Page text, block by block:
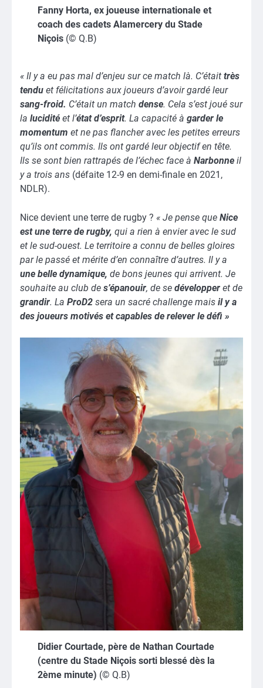
Fanny Horta, ex joueuse internationale et
coach des cadets Alamercery du Stade
Niçois (© Q.B)
« Il y a eu pas mal d’enjeu sur ce match là. C’était très
tendu et félicitations aux joueurs d’avoir gardé leur
sang-froid. C’était un match dense. Cela s’est joué sur
la lucidité et l’état d’esprit. La capacité à garder le
momentum et ne pas flancher avec les petites erreurs
qu’ils ont commis. Ils ont gardé leur objectif en tête.
Ils se sont bien rattrapés de l’échec face à Narbonne il
y a trois ans (défaite 12-9 en demi-finale en 2021,
NDLR).
Nice devient une terre de rugby ? « Je pense que Nice
est une terre de rugby, qui a rien à envier avec le sud
et le sud-ouest. Le territoire a connu de belles gloires
par le passé et mérite d’en connaître d’autres. Il y a
une belle dynamique, de bons jeunes qui arrivent. Je
souhaite au club de s’épanouir, de se développer et de
grandir. La ProD2 sera un sacré challenge mais il y a
des joueurs motivés et capables de relever le défi »
Didier Courtade, père de Nathan Courtade
(centre du Stade Niçois sorti blessé dès la
2ème minute) (© Q.B)